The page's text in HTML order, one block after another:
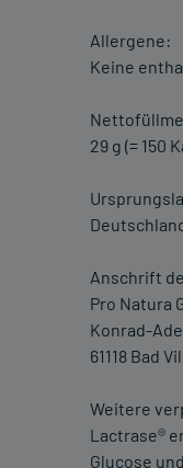
Allergene:
Keine
29 g (= 150
Anschrift
Pro Natura
Konrad-
61118 Bad
Weitere
Lactrase®
Glucose